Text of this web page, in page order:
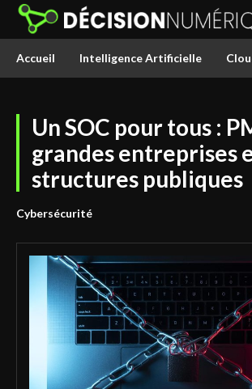
Accueil Intelligence Artificielle
Un SOC pour tous :
grandes entreprises
structures publiques
Cybersécurité